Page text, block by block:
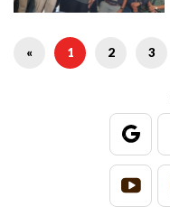
« 1 2 3